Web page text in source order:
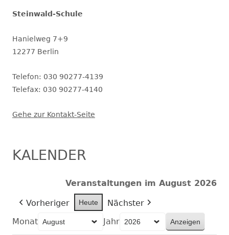
Steinwald-Schule
Hanielweg 7+9
12277 Berlin
Telefon: 030 90277-4139
Telefax: 030 90277-4140
Gehe zur Kontakt-Seite
KALENDER
Veranstaltungen im August 2026
Vorheriger Heute
Nächster
Monat
Jahr